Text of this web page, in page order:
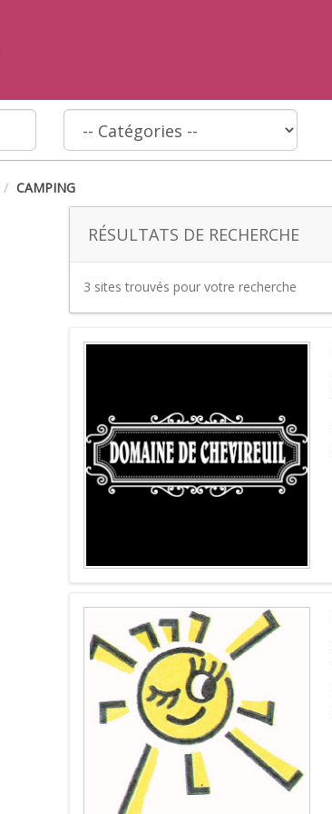
CAMPING
RÉSULTATS DE RECHERCHE
3 sites trouvés pour votre recherche